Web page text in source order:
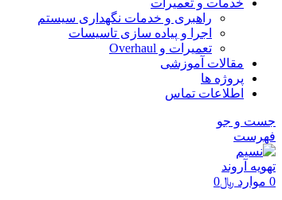
خدمات و تعمیرات
راهبری و خدمات نگهداری سیستم
اجرا و پیاده سازی تاسیسات
تعمیرات و Overhaul
مقالات آموزشی
پروژه ها
اطلاعات تماس
جست و جو
فهرست
0 موارد ﷼0